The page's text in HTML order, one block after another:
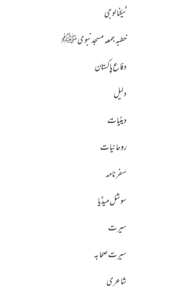
ٹیکنالوجی
خطبہ جمعہ مسجد نبوی ﷺ
دفاع پاکستان
دلیل
دینیات
روحانیات
سفرنامہ
سوشل میڈیا
سیرت
سیرت صحابہ
شاعری